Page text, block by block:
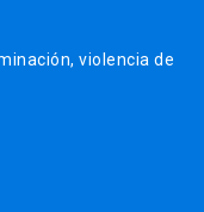
violencia de